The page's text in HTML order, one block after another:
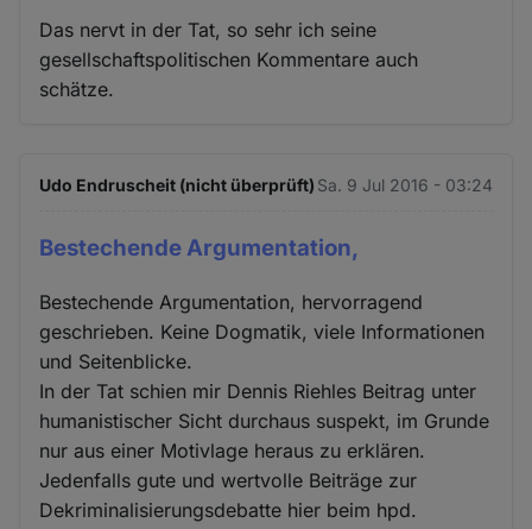
Das nervt in der Tat, so sehr ich seine
gesellschaftspolitischen Kommentare auch
schätze.
Udo Endruscheit (nicht überprüft) Sa. 9 Jul 2016 - 03:24
Bestechende Argumentation,
Bestechende Argumentation, hervorragend
geschrieben. Keine Dogmatik, viele Informationen
und Seitenblicke.
In der Tat schien mir Dennis Riehles Beitrag unter
humanistischer Sicht durchaus suspekt, im Grunde
nur aus einer Motivlage heraus zu erklären.
Jedenfalls gute und wertvolle Beiträge zur
Dekriminalisierungsdebatte hier beim hpd.